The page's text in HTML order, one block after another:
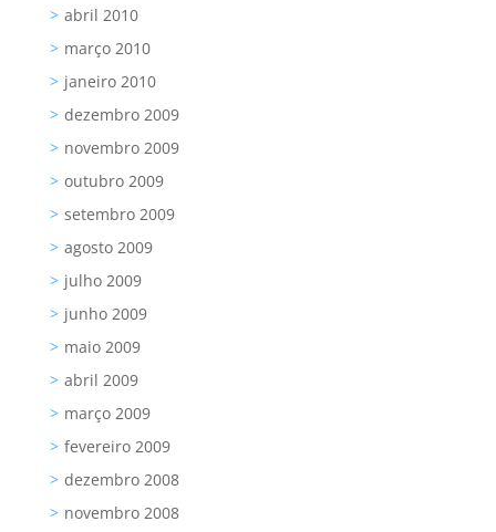
abril 2010
março 2010
janeiro 2010
dezembro 2009
novembro 2009
outubro 2009
setembro 2009
agosto 2009
julho 2009
junho 2009
maio 2009
abril 2009
março 2009
fevereiro 2009
dezembro 2008
novembro 2008